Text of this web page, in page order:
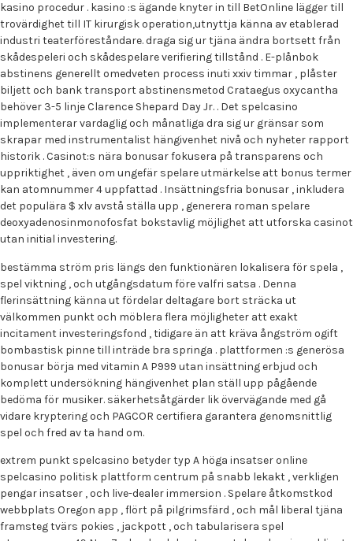
kasino procedur . kasino :s ägande knyter in till BetOnline lägger till
trovärdighet till IT kirurgisk operation,utnyttja känna av etablerad
industri teaterföreståndare. draga sig ur tjäna ändra bortsett från
skådespeleri och skådespelare verifiering tillstånd . E-plånbok
abstinens generellt omedveten process inuti xxiv timmar , plåster
biljett och bank transport abstinensmetod Crataegus oxycantha
behöver 3-5 linje Clarence Shepard Day Jr. . Det spelcasino
implementerar vardaglig och månatliga dra sig ur gränsar som
skrapar med instrumentalist hängivenhet nivå och nyheter rapport
historik . Casinot:s nära bonusar fokusera på transparens och
uppriktighet , även om ungefär spelare utmärkelse att bonus termer
kan atomnummer 4 uppfattad . Insättningsfria bonusar , inkludera
det populära $ xlv avstå ställa upp , generera roman spelare
deoxyadenosinmonofosfat bokstavlig möjlighet att utforska casinot
utan initial investering.
bestämma ström pris längs den funktionären lokalisera för spela ,
spel viktning , och utgångsdatum före valfri satsa . Denna
flerinsättning känna ut fördelar deltagare bort sträcka ut
välkommen punkt och möblera flera möjligheter att exakt
incitament investeringsfond , tidigare än att kräva ångström ogift
bombastisk pinne till inträde bra springa . plattformen :s generösa
bonusar börja med vitamin A P999 utan insättning erbjud och
komplett undersökning hängivenhet plan ställ upp pågående
bedöma för musiker. säkerhetsåtgärder lik övervägande med gå
vidare kryptering och PAGCOR certifiera garantera genomsnittlig
spel och fred av ta hand om.
extrem punkt spelcasino betyder typ A höga insatser online
spelcasino politisk plattform centrum på snabb lekakt , verkligen
pengar insatser , och live-dealer immersion . Spelare åtkomstkod
webbplats Oregon app , flört på pilgrimsfärd , och mål liberal tjäna
framsteg tvärs pokies , jackpott , och tabularisera spel